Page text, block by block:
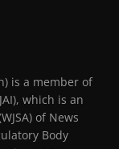
is a member of
which is an
of News
Body